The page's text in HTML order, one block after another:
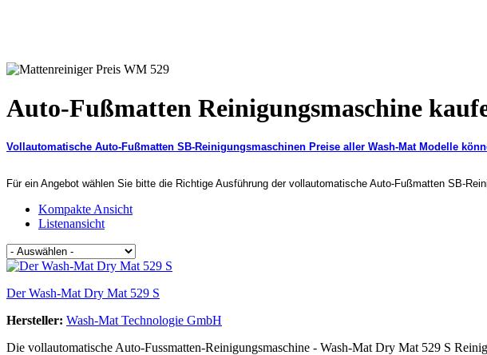
Auto-Fußmatten Reinigungsmaschine
Vollautomatische Auto-Fußmatten SB-Reinigungsmaschinen Preise aller Wash-Mat Modelle
Für ein Angebot wählen Sie bitte die Richtige Ausführung der vollautomatische Auto-Fußmatten SB-
Kompakte Ansicht
Listenansicht
Der Wash-Mat Dry Mat 529 S
Hersteller: Wash-Mat Technologie GmbH
Die vollautomatische Auto-Fussmatten-Reinigungsmaschine - Wash-Mat Dry Mat 529 S